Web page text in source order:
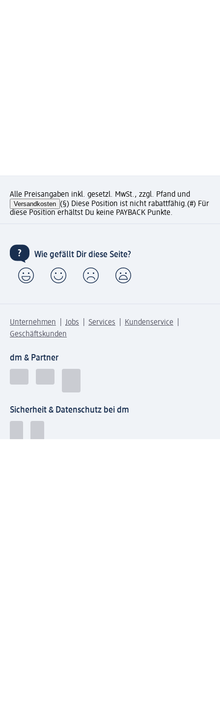
Alle Preisangaben inkl. gesetzl. MwSt., zzgl. Pfand und
Versandkosten (§) Diese Position ist nicht rabattfähig.(#) Für
diese Position erhältst Du keine PAYBACK Punkte.
Wie gefällt Dir diese Seite?
Unternehmen Jobs Services
Kundenservice
Geschäftskunden
dm & Partner
Sicherheit & Datenschutz bei dm